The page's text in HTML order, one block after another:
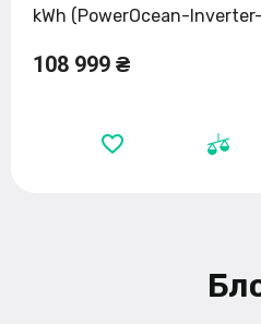
kWh (PowerOcean-
108 999 ₴